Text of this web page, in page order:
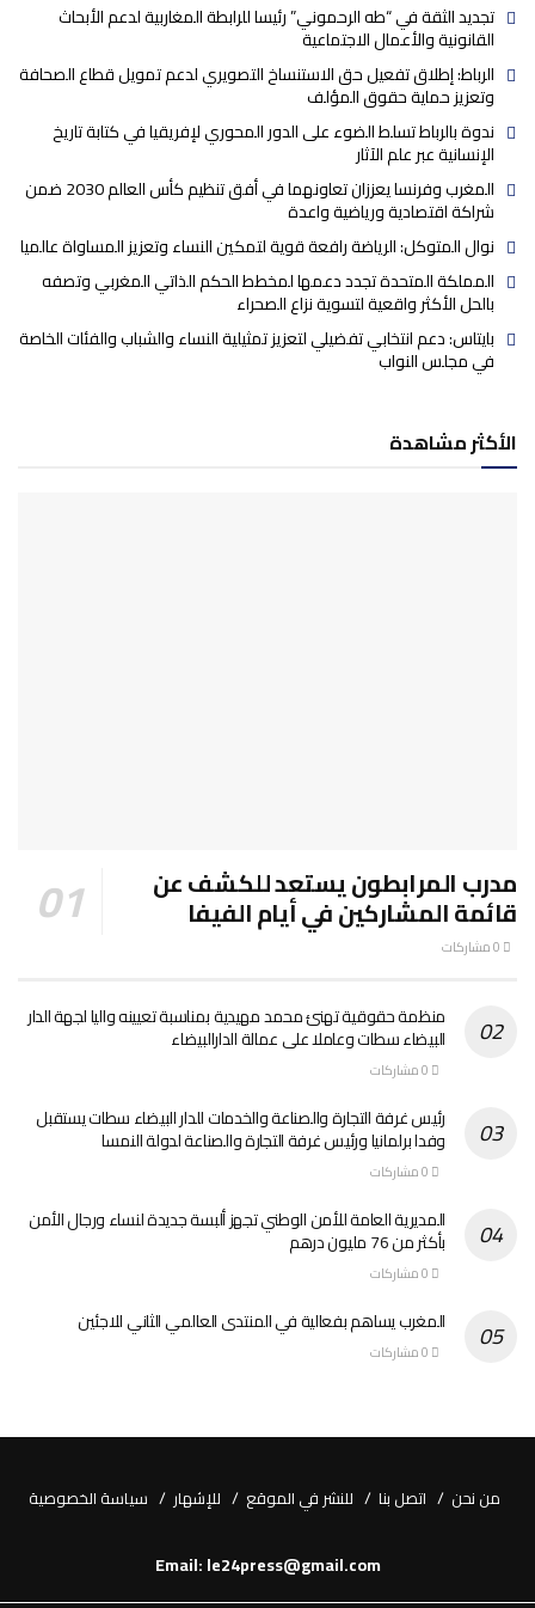
تجديد الثقة في “طه الرحموني” رئيسا للرابطة المغاربية لدعم الأبحاث
القانونية والأعمال الاجتماعية
الرباط: إطلاق تفعيل حق الاستنساخ التصويري لدعم تمويل قطاع الصحافة
وتعزيز حماية حقوق المؤلف
ندوة بالرباط تسلط الضوء على الدور المحوري لإفريقيا في كتابة تاريخ
الإنسانية عبر علم الآثار
المغرب وفرنسا يعززان تعاونهما في أفق تنظيم كأس العالم 2030 ضمن
شراكة اقتصادية ورياضية واعدة
نوال المتوكل: الرياضة رافعة قوية لتمكين النساء وتعزيز المساواة عالميا
المملكة المتحدة تجدد دعمها لمخطط الحكم الذاتي المغربي وتصفه
بالحل الأكثر واقعية لتسوية نزاع الصحراء
بايتاس: دعم انتخابي تفضيلي لتعزيز تمثيلية النساء والشباب والفئات الخاصة
في مجلس النواب
الأكثر مشاهدة
مدرب المرابطون يستعد للكشف عن
قائمة المشاركين في أيام الفيفا
منظمة حقوقية تهنئ محمد مهيدية بمناسبة تعيينه واليا لجهة الدار
البيضاء سطات وعاملا على عمالة الدارالبيضاء
رئيس غرفة التجارة والصناعة والخدمات للدار البيضاء سطات يستقبل
وفدا برلمانيا ورئيس غرفة التجارة والصناعة لدولة النمسا
المديرية العامة للأمن الوطني تجهز ألبسة جديدة لنساء ورجال الأمن
بأكثر من 76 مليون درهم
المغرب يساهم بفعالية في المنتدى العالمي الثاني للاجئين
من نحن اتصل بنا للنشر في الموقع للإشهار سياسة الخصوصية
Email: le24press@gmail.com